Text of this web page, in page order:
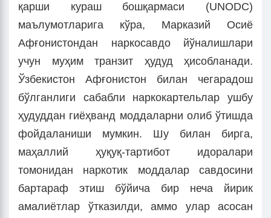
қарши кураш бошқармаси (UNODC)
маълумотларига кўра, Марказий Осиё
Афғонистондан наркосавдо йўналишлари
учун муҳим транзит ҳудуд ҳисобланади.
Ўзбекистон Афғонистон билан чегарадош
бўлганлиги сабабли наркокартельлар ушбу
ҳудуддан гиёҳванд моддаларни олиб ўтишда
фойдаланиши мумкин. Шу билан бирга,
маҳаллий ҳуқуқ-тартибот идоралари
томонидан наркотик моддалар савдосини
бартараф этиш бўйича бир неча йирик
амалиётлар ўтказилди, аммо улар асосан